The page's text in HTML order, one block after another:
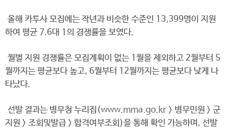
올해 카투사 모집에는 작년과 비슷한 수준인 13,399명이 지원
하여 평균 7.6대 1의 경쟁률을 보였다.
월별 지원 경쟁률은 모집계획이 없는 1월을 제외하고 2월부터 5
월까지는 평균보다 높고, 6월부터 12월까지는 평균보다 낮게 나
타났다.
선발 결과는 병무청 누리집(www.mma.go.kr > 병무민원 > 군
지원 > 조회및발급 > 합격여부조회)을 통해 확인 가능하며, 선발